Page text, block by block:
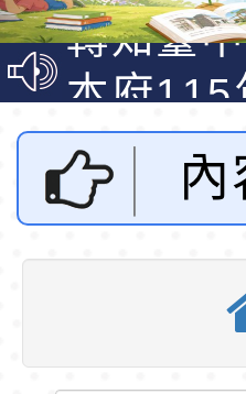
明手冊(
說明影片
轉知臺
光城市
走」動
本府115
員健康
心」，
清華光
動時代
轉環境
「115
訓練課
錄取公
民小學
東門國
2